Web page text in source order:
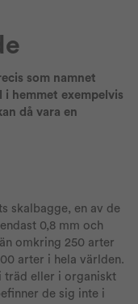
som namnet
i hemmet exempelvis
då vara en
skalbagge, en av de
0,8 mm och
omkring 250 arter
arter i hela världen.
träd eller i organiskt
de sig inte i